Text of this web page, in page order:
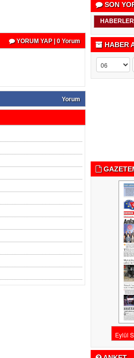
YORUM YAP | 0 Yorum
Yorum
SON
HABERLER
HABER